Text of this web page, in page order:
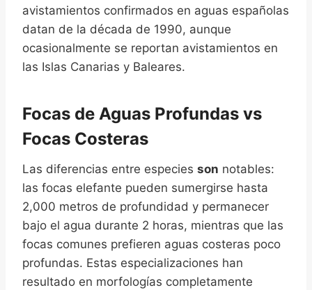
avistamientos confirmados en aguas españolas
datan de la década de 1990, aunque
ocasionalmente se reportan avistamientos en
las Islas Canarias y Baleares.
Focas de Aguas Profundas vs
Focas Costeras
Las diferencias entre especies son notables:
las focas elefante pueden sumergirse hasta
2,000 metros de profundidad y permanecer
bajo el agua durante 2 horas, mientras que las
focas comunes prefieren aguas costeras poco
profundas. Estas especializaciones han
resultado en morfologías completamente